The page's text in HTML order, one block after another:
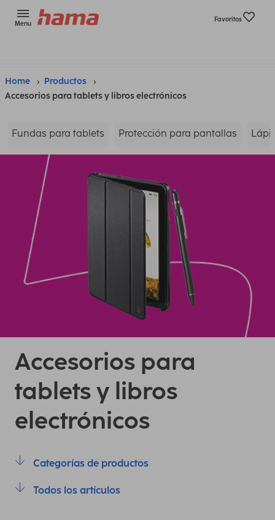
Menu
Favoritos
Home
Productos
Accesorios para tablets y libros electrónicos
Fundas para tablets Protección para pantallas
Accesorios para
tablets y libros
electrónicos
Categorías de productos
Todos los artículos